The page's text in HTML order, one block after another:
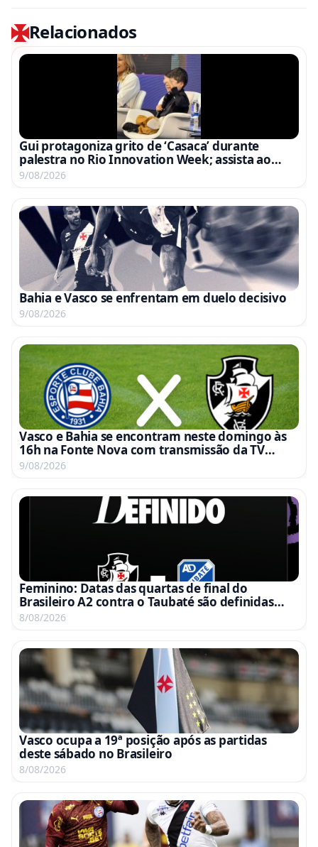
Relacionados
Gui protagoniza grito de ‘Casaca’ durante
palestra no Rio Innovation Week; assista ao
vídeo
9/08/2026
Bahia e Vasco se enfrentam em duelo decisivo
9/08/2026
Vasco e Bahia se encontram neste domingo às
16h na Fonte Nova com transmissão da TV
Globo e Premiere
9/08/2026
Feminino: Datas das quartas de final do
Brasileiro A2 contra o Taubaté são definidas
para 15 e 22 de agosto
8/08/2026
Vasco ocupa a 19ª posição após as partidas
deste sábado no Brasileiro
8/08/2026